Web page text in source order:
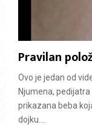
Pravilan
Ovo je jedan od
Njumena, pedijatra
prikazana beba
dojku....